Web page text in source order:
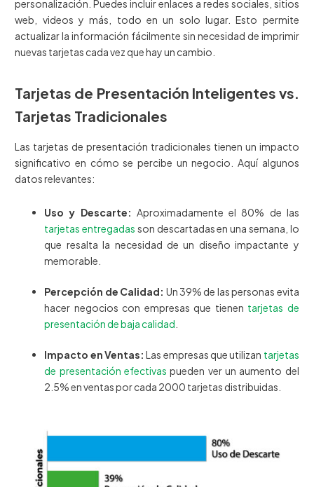
personalización. Puedes incluir enlaces a redes sociales, sitios
web, videos y más, todo en un solo lugar. Esto permite
actualizar la información fácilmente sin necesidad de imprimir
nuevas tarjetas cada vez que hay un cambio.
Tarjetas de Presentación Inteligentes vs.
Tarjetas Tradicionales
Las tarjetas de presentación tradicionales tienen un impacto
significativo en cómo se percibe un negocio. Aquí algunos
datos relevantes:
Uso y Descarte: Aproximadamente el 80% de las
tarjetas entregadas son descartadas en una semana, lo
que resalta la necesidad de un diseño impactante y
memorable.
Percepción de Calidad: Un 39% de las personas evita
hacer negocios con empresas que tienen tarjetas de
presentación de baja calidad
Impacto en Ventas: Las empresas que utilizan tarjetas
de presentación efectivas pueden ver un aumento del
2.5% en ventas por cada 2000 tarjetas distribuidas.